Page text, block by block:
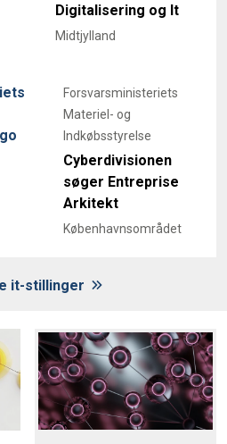
Digitalisering og It
Midtjylland
Forsvarsministeriets
Materiel- og
Indkøbsstyrelse
Cyberdivisionen
søger Entreprise
Arkitekt
Københavnsområdet
it-stillinger